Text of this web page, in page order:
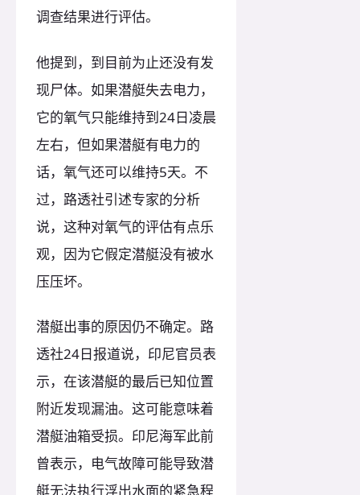
调查结果进行评估。
他提到，到目前为止还没有发
现尸体。如果潜艇失去电力，
它的氧气只能维持到24日凌晨
左右，但如果潜艇有电力的
话，氧气还可以维持5天。不
过，路透社引述专家的分析
说，这种对氧气的评估有点乐
观，因为它假定潜艇没有被水
压压坏。
潜艇出事的原因仍不确定。路
透社24日报道说，印尼官员表
示，在该潜艇的最后已知位置
附近发现漏油。这可能意味着
潜艇油箱受损。印尼海军此前
曾表示，电气故障可能导致潜
艇无法执行浮出水面的紧急程